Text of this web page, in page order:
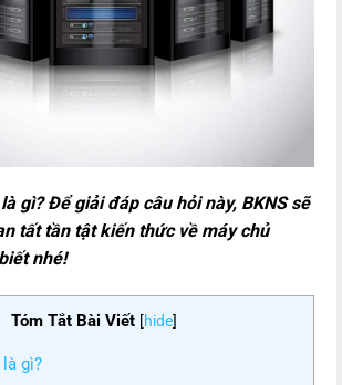
gì? Để giải đáp câu hỏi này, BKNS sẽ
tất tần tật kiến thức về máy chủ
nhé!
Tóm Tắt Bài Viết [hide]
gì?